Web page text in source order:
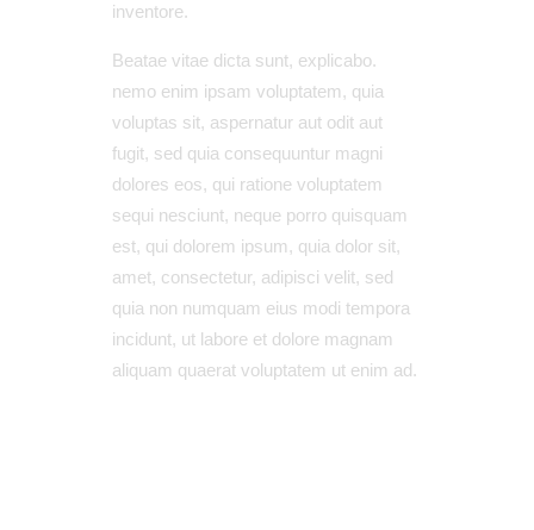
inventore.
Beatae vitae dicta sunt, explicabo.
nemo enim ipsam voluptatem, quia
voluptas sit, aspernatur aut odit aut
fugit, sed quia consequuntur magni
dolores eos, qui ratione voluptatem
sequi nesciunt, neque porro quisquam
est, qui dolorem ipsum, quia dolor sit,
amet, consectetur, adipisci velit, sed
quia non numquam eius modi tempora
incidunt, ut labore et dolore magnam
aliquam quaerat voluptatem ut enim ad.